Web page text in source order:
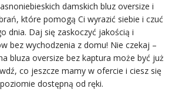
damskich bluz oversize i
które pomogą Ci wyrazić siebie i czuć
dnia. Daj się zaskoczyć jakością i
bez wychodzenia z domu! Nie czekaj –
bluza oversize bez kaptura może być już
co jeszcze mamy w ofercie i ciesz się
dostępną od ręki.